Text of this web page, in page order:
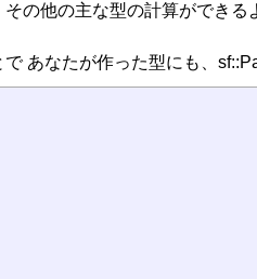
の他の主な型の計算ができる
あなたが作った型にも、